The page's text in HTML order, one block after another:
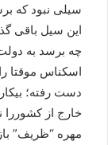
سیلی نبود که
این سیل باقی
چه برسد به
اسکناس موقتا
دست رفته؛
خارج از
مهره “ظریف”